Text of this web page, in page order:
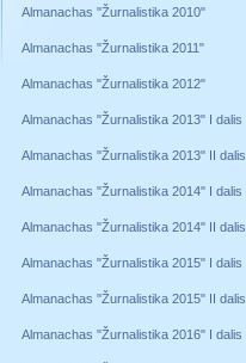
Almanachas "Žurnalistika 2010"
Almanachas "Žurnalistika 2011"
Almanachas "Žurnalistika 2012"
Almanachas "Žurnalistika 2013" I dalis
Almanachas "Žurnalistika 2013" II dalis
Almanachas "Žurnalistika 2014" I dalis
Almanachas "Žurnalistika 2014" II dalis
Almanachas "Žurnalistika 2015" I dalis
Almanachas "Žurnalistika 2015" II dalis
Almanachas "Žurnalistika 2016" I dalis